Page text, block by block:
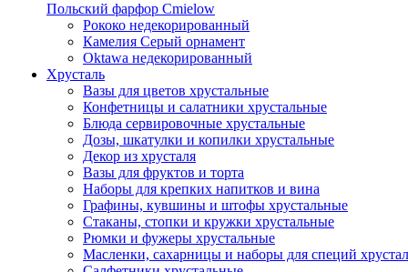
Польский фарфор Сmielow
Рококо недекорированный
Камелия Серый орнамент
Oktawa недекорированный
Хрусталь
Вазы для цветов хрустальные
Конфетницы и салатники хрустальные
Блюда сервировочные хрустальные
Дозы, шкатулки и копилки хрустальные
Декор из хрусталя
Вазы для фруктов и торта
Наборы для крепких напитков и вина
Графины, кувшины и штофы хрустальные
Стаканы, стопки и кружки хрустальные
Рюмки и фужеры хрустальные
Масленки, сахарницы и наборы для специй